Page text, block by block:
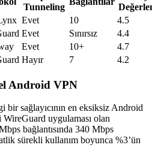
Tunneling
Evet 10
4.5
Evet Sınırsız
4.4
Evet 10+
4.7
Hayır 7 4.2
Android VPN
bir sağlayıcının en eksiksiz Android
uygulaması olan
bağlantısında 340 Mbps
sürekli kullanım boyunca %3’ün